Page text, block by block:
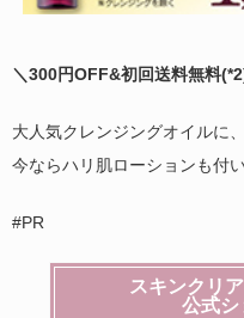
＼300円OFF&初回送料無料(
大人気クレンジングオイルに、
今ならハリ肌ローションも付
#PR
スキンクリ
公式シ